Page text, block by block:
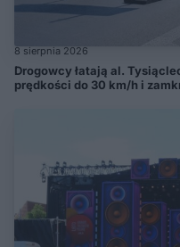
8 sierpnia 2026
Drogowcy łatają al.
prędkości do 30 km/h i